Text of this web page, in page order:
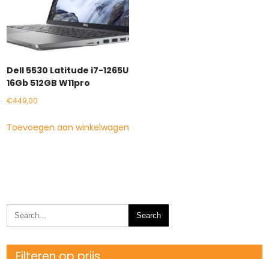
Dell 5530 Latitude i7-1265U
16Gb 512GB W11pro
€449,00
Toevoegen aan winkelwagen